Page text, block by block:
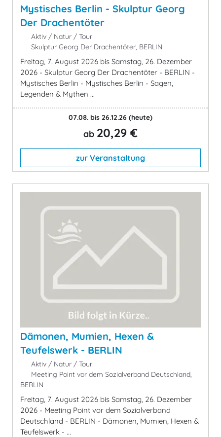
Mystisches Berlin - Skulptur Georg
Der Drachentöter
Aktiv / Natur / Tour
Skulptur Georg Der Drachentöter, BERLIN
Freitag, 7. August 2026 bis Samstag, 26. Dezember
2026 - Skulptur Georg Der Drachentöter - BERLIN -
Mystisches Berlin - Mystisches Berlin - Sagen,
Legenden & Mythen ...
07.08. bis 26.12.26 (heute)
ab 20,29 €
zur Veranstaltung
Dämonen, Mumien, Hexen &
Teufelswerk - BERLIN
Aktiv / Natur / Tour
Meeting Point vor dem Sozialverband Deutschland,
BERLIN
Freitag, 7. August 2026 bis Samstag, 26. Dezember
2026 - Meeting Point vor dem Sozialverband
Deutschland - BERLIN - Dämonen, Mumien, Hexen &
Teufelswerk - ...